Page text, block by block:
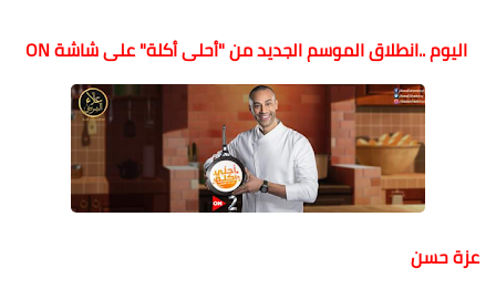
اليوم ..انطلاق الموسم الجديد من "أحلى أكلة" على شاشة ON
عزة حسن